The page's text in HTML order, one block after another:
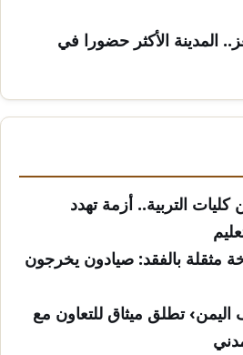
المدينة الأكثر حضورا في
التربية.. أزمة تهدد
مثقلة بالفقد: صيادون يخرجون
تطلق ميثاق للتعاون مع